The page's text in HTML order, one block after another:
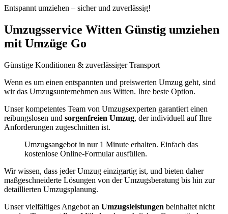
Entspannt umziehen – sicher und zuverlässig!
Umzugsservice Witten Günstig umziehen
mit Umzüge Go
Günstige Konditionen & zuverlässiger Transport
Wenn es um einen entspannten und preiswerten Umzug geht, sind
wir das Umzugsunternehmen aus Witten. Ihre beste Option.
Unser kompetentes Team von Umzugsexperten garantiert einen
reibungslosen und sorgenfreien Umzug, der individuell auf Ihre
Anforderungen zugeschnitten ist.
Umzugsangebot in nur 1 Minute erhalten. Einfach das
kostenlose Online-Formular ausfüllen.
Wir wissen, dass jeder Umzug einzigartig ist, und bieten daher
maßgeschneiderte Lösungen von der Umzugsberatung bis hin zur
detaillierten Umzugsplanung.
Unser vielfältiges Angebot an Umzugsleistungen beinhaltet nicht